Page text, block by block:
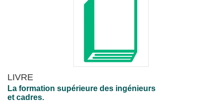
LIVRE
La formation supérieure des ingénieurs
et cadres.